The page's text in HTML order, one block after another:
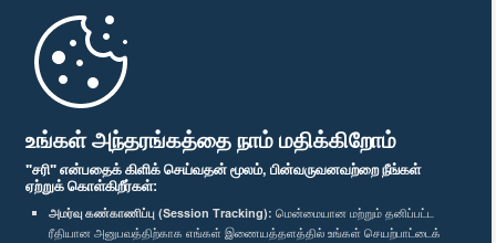
உங்கள் அந்தரங்கத்தை நாம் மதிக்கிறோம்
"சரி" என்பதைக் கிளிக் செய்வதன் மூலம், பின்வருவனவற்றை நீங்கள்
ஏற்றுக் கொள்கிறீர்கள்:
அமர்வு கண்காணிப்பு (Session Tracking): மென்மையான மற்றும் தனிப்பட்ட
ரீதியான அனுபவத்திற்காக எங்கள் இணையத்தளத்தில் உங்கள் செயற்பாட்டைக்
முதற்பக்கம்
பாராளுமன்ற கையடக்க செயலி
எம்மை பின்தொடர்க :